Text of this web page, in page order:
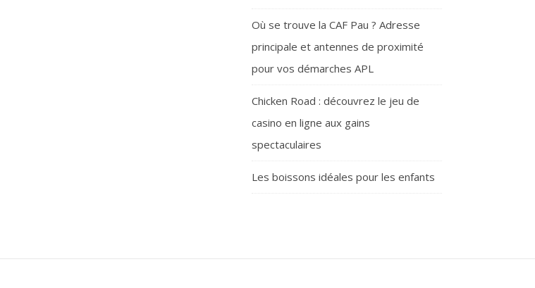
Où se trouve la CAF Pau ? Adresse
principale et antennes de proximité
pour vos démarches APL
Chicken Road : découvrez le jeu de
casino en ligne aux gains
spectaculaires
Les boissons idéales pour les enfants